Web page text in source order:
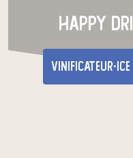
happy
vinificateur·ice